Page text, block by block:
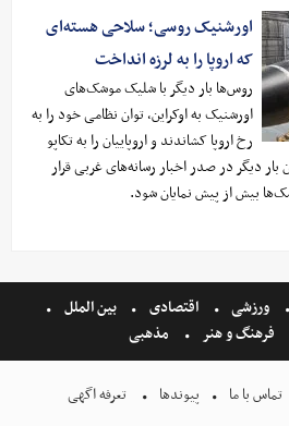
اورشنیک روسی؛ سلاحی هسته‌ای
که اروپا را به لرزه انداخت
روس‌ها بار دیگر با شلیک موشک‌های
اورشنیک به اوکراین، توان نظامی خود را به
رخ اروپا کشاندند و اروپاییان را به تکاپو
دیگر در صدر اخبار رسانه‌های غربی قرار
بیش از پیش نمایان شود.
ورزشی اقتصادی
بین الملل
فرهنگ و هنر مذهبی
تماس با ما پیوندها تعرفه اگهی